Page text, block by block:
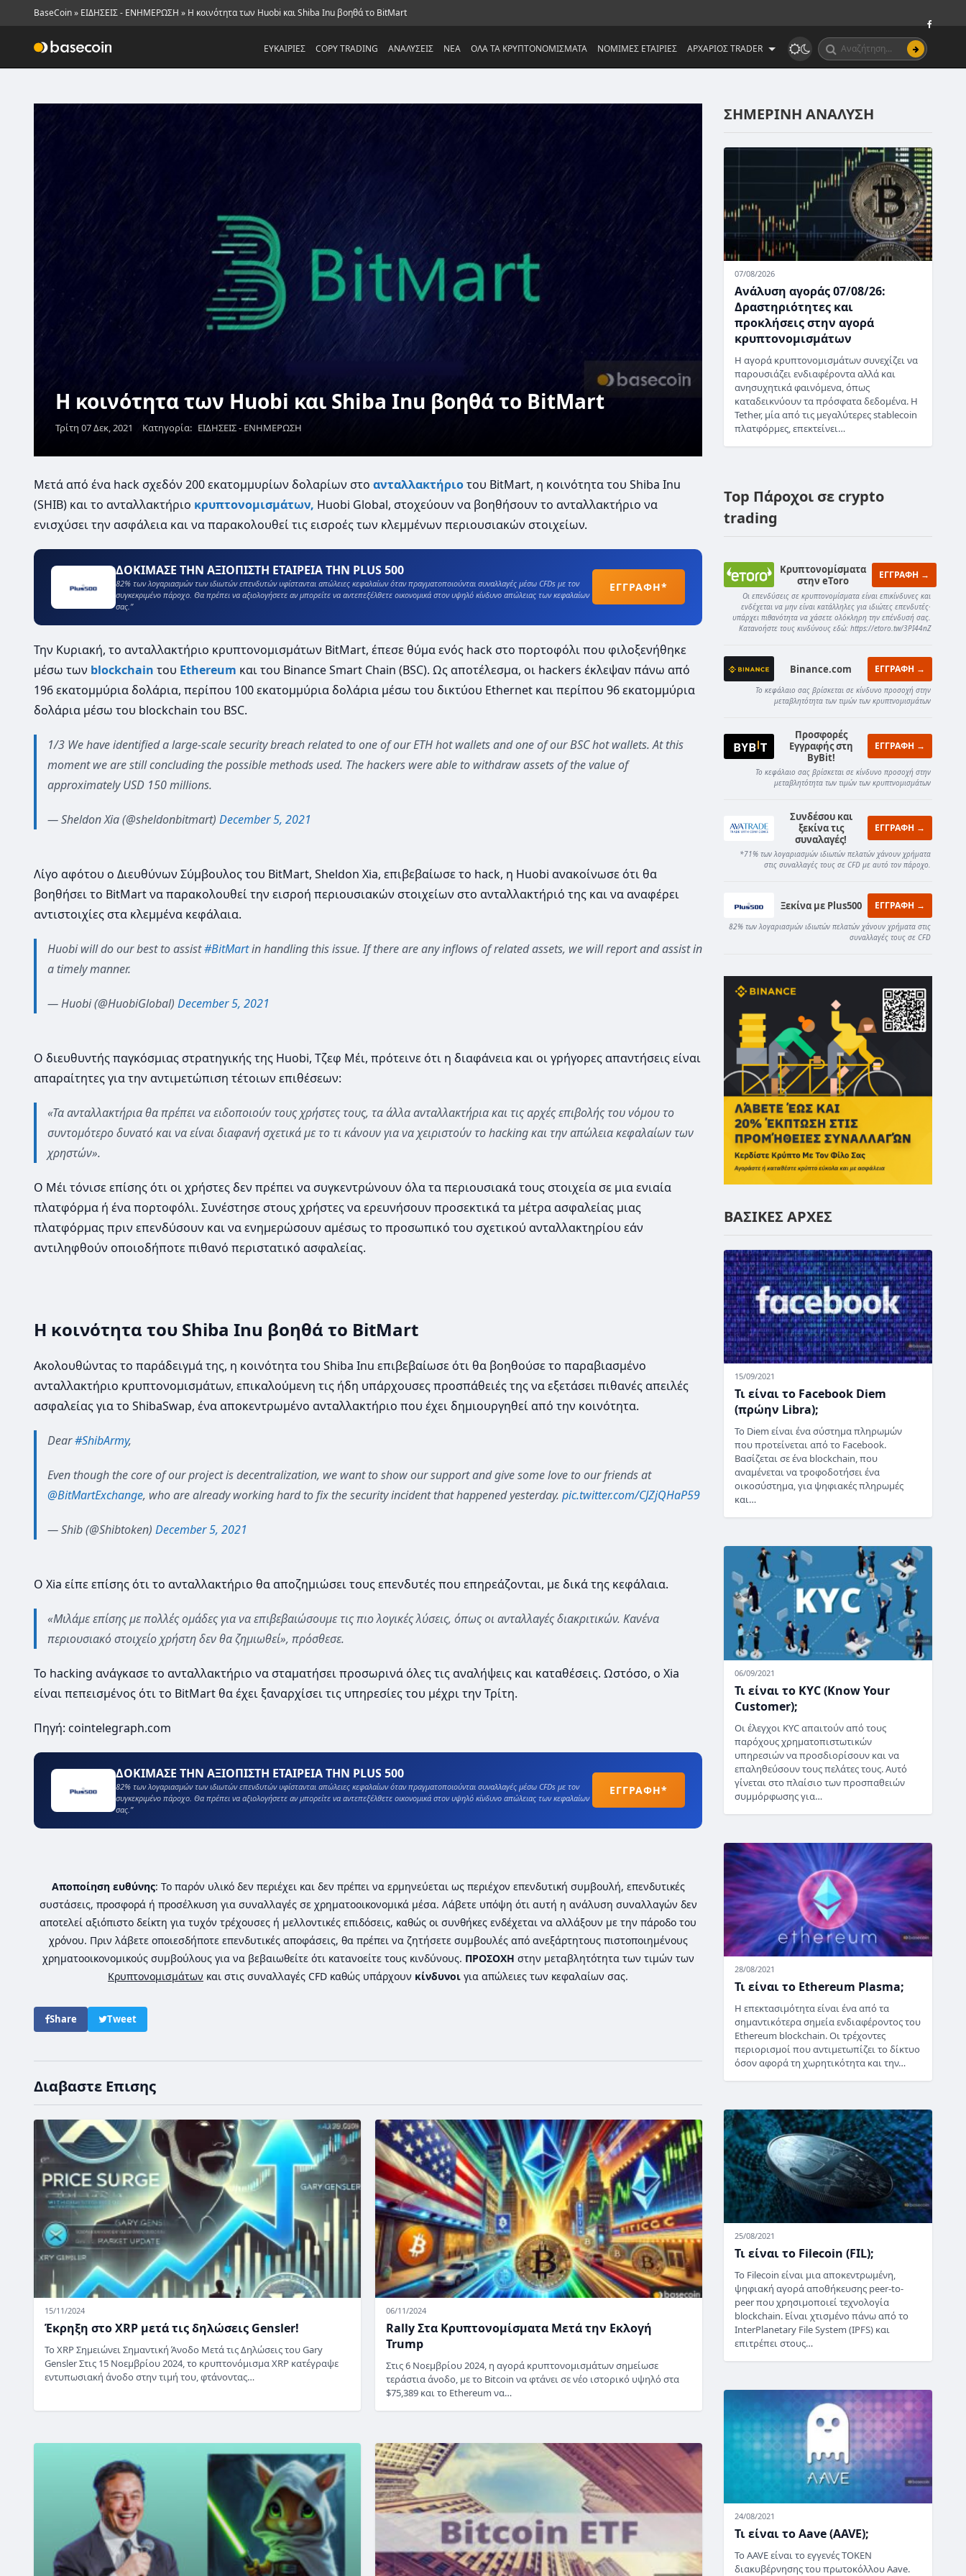
BaseCoin» ΕΙΔΗΣΕΙΣ - ΕΝΗΜΕΡΩΣΗ » Η κοινότητα των Huobi και Shiba Inu βοηθά το BitMart
ΕΥΚΑΙΡΙΕΣ COPY TRADING ΑΝΑΛΥΣΕΙΣ NEA ΟΛΑ ΤΑ ΚΡΥΠΤΟΝΟΜΙΣΜΑΤΑ ΝΟΜΙΜΕΣ ΕΤΑΙΡΙΕΣ ΑΡΧΑΡΙΟΣ TRADER
Η κοινότητα των Huobi και Shiba Inu βοηθά το BitMart
Τρίτη 07 Δεκ, 2021 Κατηγορία: ΕΙΔΗΣΕΙΣ - ΕΝΗΜΕΡΩΣΗ
Μετά από ένα hack σχεδόν 200 εκατομμυρίων δολαρίων στο ανταλλακτήριοτου BitMart, η κοινότητα του Shiba Inu
(SHIB) και το ανταλλακτήριο κρυπτονομισμάτων, Huobi Global, στοχεύουν να βοηθήσουν το ανταλλακτήριο να
ενισχύσει την ασφάλεια και να παρακολουθεί τις εισροές των κλεμμένων περιουσιακών στοιχείων.
ΔΟΚΙΜΑΣΕ ΤΗΝ ΑΞΙΟΠΙΣΤΗ ΕΤΑΙΡΕΙΑ ΤΗΝ PLUS 500
82% των λογαριασμών των ιδιωτών επενδυτών υφίστανται απώλειες κεφαλαίων όταν πραγματοποιούνται συναλλαγές μέσω CFDs με τον
συγκεκριμένο πάροχο. Θα πρέπει να αξιολογήσετε αν μπορείτε να αντεπεξέλθετε οικονομικά στον υψηλό κίνδυνο απώλειας των κεφαλαίων
σας.”
ΕΓΓΡΑΦΗ*
Την Κυριακή, το ανταλλακτήριο κρυπτονομισμάτων BitMart, έπεσε θύμα ενός hack στο πορτοφόλι που φιλοξενήθηκε
μέσω των blockchain του Ethereum και του Binance Smart Chain (BSC). Ως αποτέλεσμα, οι hackers έκλεψαν πάνω από
196 εκατομμύρια δολάρια, περίπου 100 εκατομμύρια δολάρια μέσω του δικτύου Ethernet και περίπου 96 εκατομμύρια
δολάρια μέσω του blockchain του BSC.
1/3 We have identified a large-scale security breach related to one of our ETH hot wallets and one of our BSC hot wallets. At this
moment we are still concluding the possible methods used. The hackers were able to withdraw assets of the value of
approximately USD 150 millions.
— Sheldon Xia (@sheldonbitmart) December 5, 2021
Λίγο αφότου ο Διευθύνων Σύμβουλος του BitMart, Sheldon Xia, επιβεβαίωσε το hack, η Huobi ανακοίνωσε ότι θα
βοηθήσει το BitMart να παρακολουθεί την εισροή περιουσιακών στοιχείων στο ανταλλακτήριό της και να αναφέρει
αντιστοιχίες στα κλεμμένα κεφάλαια.
Huobi will do our best to assist#BitMartin handling this issue. If there are any inflows of related assets, we will report and assist in
a timely manner.
— Huobi (@HuobiGlobal) December 5, 2021
Ο διευθυντής παγκόσμιας στρατηγικής της Huobi, Τζεφ Μέι, πρότεινε ότι η διαφάνεια και οι γρήγορες απαντήσεις είναι
απαραίτητες για την αντιμετώπιση τέτοιων επιθέσεων:
«Τα ανταλλακτήρια θα πρέπει να ειδοποιούν τους χρήστες τους, τα άλλα ανταλλακτήρια και τις αρχές επιβολής του νόμου το
συντομότερο δυνατό και να είναι διαφανή σχετικά με το τι κάνουν για να χειριστούν το hacking και την απώλεια κεφαλαίων των
χρηστών».
Ο Μέι τόνισε επίσης ότι οι χρήστες δεν πρέπει να συγκεντρώνουν όλα τα περιουσιακά τους στοιχεία σε μια ενιαία
πλατφόρμα ή ένα πορτοφόλι. Συνέστησε στους χρήστες να ερευνήσουν προσεκτικά τα μέτρα ασφαλείας μιας
πλατφόρμας πριν επενδύσουν και να ενημερώσουν αμέσως το προσωπικό του σχετικού ανταλλακτηρίου εάν
αντιληφθούν οποιοδήποτε πιθανό περιστατικό ασφαλείας.
Η κοινότητα του Shiba Inu βοηθά το BitMart
Ακολουθώντας το παράδειγμά της, η κοινότητα του Shiba Inu επιβεβαίωσε ότι θα βοηθούσε το παραβιασμένο
ανταλλακτήριο κρυπτονομισμάτων, επικαλούμενη τις ήδη υπάρχουσες προσπάθειές της να εξετάσει πιθανές απειλές
ασφαλείας για το ShibaSwap, ένα αποκεντρωμένο ανταλλακτήριο που έχει δημιουργηθεί από την κοινότητα.
Dear#ShibArmy,
Even though the core of our project is decentralization, we want to show our support and give some love to our friends at
@BitMartExchange, who are already working hard to fix the security incident that happened yesterday. pic.twitter.com/CJZjQHaP59
— Shib (@Shibtoken) December 5, 2021
Ο Xia είπε επίσης ότι το ανταλλακτήριο θα αποζημιώσει τους επενδυτές που επηρεάζονται, με δικά της κεφάλαια.
«Μιλάμε επίσης με πολλές ομάδες για να επιβεβαιώσουμε τις πιο λογικές λύσεις, όπως οι ανταλλαγές διακριτικών. Κανένα
περιουσιακό στοιχείο χρήστη δεν θα ζημιωθεί», πρόσθεσε.
Το hacking ανάγκασε το ανταλλακτήριο να σταματήσει προσωρινά όλες τις αναλήψεις και καταθέσεις. Ωστόσο, ο Xia
είναι πεπεισμένος ότι το BitMart θα έχει ξαναρχίσει τις υπηρεσίες του μέχρι την Τρίτη.
Πηγή: cointelegraph.com
ΔΟΚΙΜΑΣΕ ΤΗΝ ΑΞΙΟΠΙΣΤΗ ΕΤΑΙΡΕΙΑ ΤΗΝ PLUS 500
82% των λογαριασμών των ιδιωτών επενδυτών υφίστανται απώλειες κεφαλαίων όταν πραγματοποιούνται συναλλαγές μέσω CFDs με τον
συγκεκριμένο πάροχο. Θα πρέπει να αξιολογήσετε αν μπορείτε να αντεπεξέλθετε οικονομικά στον υψηλό κίνδυνο απώλειας των κεφαλαίων
σας.”
ΕΓΓΡΑΦΗ*
Αποποίηση ευθύνης: Το παρόν υλικό δεν περιέχει και δεν πρέπει να ερμηνεύεται ως περιέχον επενδυτική συμβουλή, επενδυτικές
συστάσεις, προσφορά ή προσέλκυση για συναλλαγές σε χρηματοοικονομικά μέσα. Λάβετε υπόψη ότι αυτή η ανάλυση συναλλαγών δεν
αποτελεί αξιόπιστο δείκτη για τυχόν τρέχουσες ή μελλοντικές επιδόσεις, καθώς οι συνθήκες ενδέχεται να αλλάξουν με την πάροδο του
χρόνου. Πριν λάβετε οποιεσδήποτε επενδυτικές αποφάσεις, θα πρέπει να ζητήσετε συμβουλές από ανεξάρτητους πιστοποιημένους
χρηματοοικονομικούς συμβούλους για να βεβαιωθείτε ότι κατανοείτε τους κινδύνους. ΠΡΟΣΟΧΗ στην μεταβλητότητα των τιμών των
Κρυπτονομισμάτων και στις συναλλαγές CFD καθώς υπάρχουν κίνδυνοι για απώλειες των κεφαλαίων σας.
Share Tweet
Διαβαστε Επισης
15/11/2024
Έκρηξη στο XRP μετά τις δηλώσεις Gensler!
Το XRP Σημειώνει Σημαντική Άνοδο Μετά τις Δηλώσεις του Gary
Gensler Στις 15 Νοεμβρίου 2024, το κρυπτονόμισμα XRP κατέγραψε
εντυπωσιακή άνοδο στην τιμή του, φτάνοντας…
06/11/2024
Rally Στα Κρυπτονομίσματα Μετά την Εκλογή
Trump
Στις 6 Νοεμβρίου 2024, η αγορά κρυπτονομισμάτων σημείωσε
τεράστια άνοδο, με το Bitcoin να φτάνει σε νέο ιστορικό υψηλό στα
$75,389 και το Ethereum να…
ΣΗΜΕΡΙΝΗ ΑΝΑΛΥΣΗ
07/08/2026
Ανάλυση αγοράς 07/08/26:
Δραστηριότητες και
προκλήσεις στην αγορά
κρυπτονομισμάτων
Η αγορά κρυπτονομισμάτων συνεχίζει να
παρουσιάζει ενδιαφέροντα αλλά και
ανησυχητικά φαινόμενα, όπως
καταδεικνύουν τα πρόσφατα δεδομένα. Η
Tether, μία από τις μεγαλύτερες stablecoin
πλατφόρμες, επεκτείνει…
Top Πάροχοι σε crypto
trading
Κρυπτονομίσματα
στην eToro
ΕΓΓΡΑΦΗ →
Οι επενδύσεις σε κρυπτονομίσματα είναι επικίνδυνες και
ενδέχεται να μην είναι κατάλληλες για ιδιώτες επενδυτές·
υπάρχει πιθανότητα να χάσετε ολόκληρη την επένδυσή σας.
Κατανοήστε τους κινδύνους εδώ: https://etoro.tw/3PI44nZ
Binance.com ΕΓΓΡΑΦΗ →
Το κεφάλαιο σας βρίσκεται σε κίνδυνο προσοχή στην
μεταβλητότητα των τιμών των κρυπτνομισμάτων
Προσφορές
Εγγραφής στη
ByBit!
ΕΓΓΡΑΦΗ →
Το κεφάλαιο σας βρίσκεται σε κίνδυνο προσοχή στην
μεταβλητότητα των τιμών των κρυπτνομισμάτων
Συνδέσου και
ξεκίνα τις
συναλαγές!
ΕΓΓΡΑΦΗ →
*71% των λογαριασμών ιδιωτών πελατών χάνουν χρήματα
στις συναλλαγές τους σε CFD με αυτό τον πάροχο.
Ξεκίνα με Plus500 ΕΓΓΡΑΦΗ →
82% των λογαριασμών ιδιωτών πελατών χάνουν χρήματα στις
συναλλαγές τους σε CFD
ΒΑΣΙΚΕΣ ΑΡΧΕΣ
15/09/2021
Τι είναι το Facebook Diem
(πρώην Libra);
Το Diem είναι ένα σύστημα πληρωμών
που προτείνεται από το Facebook.
Βασίζεται σε ένα blockchain, που
αναμένεται να τροφοδοτήσει ένα
οικοσύστημα, για ψηφιακές πληρωμές
και…
06/09/2021
Τι είναι το KYC (Know Your
Customer);
Οι έλεγχοι KYC απαιτούν από τους
παρόχους χρηματοπιστωτικών
υπηρεσιών να προσδιορίσουν και να
επαληθεύσουν τους πελάτες τους. Αυτό
γίνεται στο πλαίσιο των προσπαθειών
συμμόρφωσης για…
28/08/2021
Τι είναι το Ethereum Plasma;
Η επεκτασιμότητα είναι ένα από τα
σημαντικότερα σημεία ενδιαφέροντος του
Ethereum blockchain. Οι τρέχοντες
περιορισμοί που αντιμετωπίζει το δίκτυο
όσον αφορά τη χωρητικότητα και την…
25/08/2021
Τι είναι το Filecoin (FIL);
Το Filecoin είναι μια αποκεντρωμένη,
ψηφιακή αγορά αποθήκευσης peer-to-
peer που χρησιμοποιεί τεχνολογία
blockchain. Είναι χτισμένο πάνω από το
InterPlanetary File System (IPFS) και
επιτρέπει στους…
24/08/2021
Τι είναι το Aave (AAVE);
Το AAVE είναι το εγγενές TOKEN
διακυβέρνησης του πρωτοκόλλου Aave.